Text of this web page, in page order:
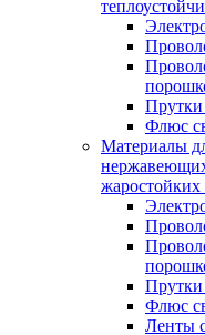
Флюс
Материалы
жаростойких
Флюс
Ленты